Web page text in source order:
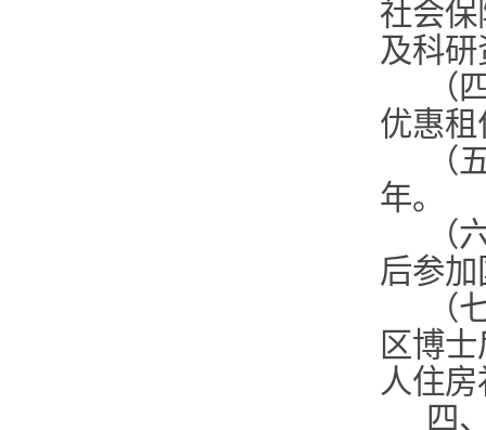
社会
及科
（
优惠租
（
年。
（
后参
（
区博
人住
四